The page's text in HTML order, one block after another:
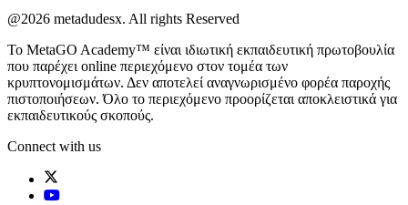
@2026 metadudesx. All rights Reserved
Το MetaGO Academy™ είναι ιδιωτική εκπαιδευτική πρωτοβουλία
που παρέχει online περιεχόμενο στον τομέα των
κρυπτονομισμάτων. Δεν αποτελεί αναγνωρισμένο φορέα παροχής
πιστοποιήσεων. Όλο το περιεχόμενο προορίζεται αποκλειστικά για
εκπαιδευτικούς σκοπούς.
Connect with us